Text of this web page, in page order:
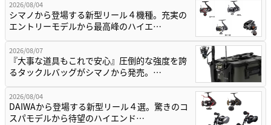
2026/08/04
シマノから登場する新型リール４機種。充実の
エントリーモデルから最高峰のハイエ…
2026/08/07
『大事な道具もこれで安心』圧倒的な強度を誇
るタックルバッグがシマノから発売。…
2026/08/04
DAIWAから登場する新型リール４選。驚きのコ
スパモデルから待望のハイエンド…